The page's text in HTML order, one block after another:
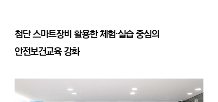
첨단 스마트장비 활용한 체험·실습 중심의
안전보건교육 강화